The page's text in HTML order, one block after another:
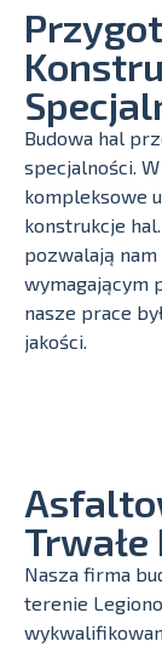
Budowa hal
specjalności.
kompleksowe
konstrukcje
pozwalają
wymagającym
nasze prace
jakości.
Nasza firma
terenie